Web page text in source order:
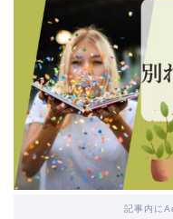
記事内に